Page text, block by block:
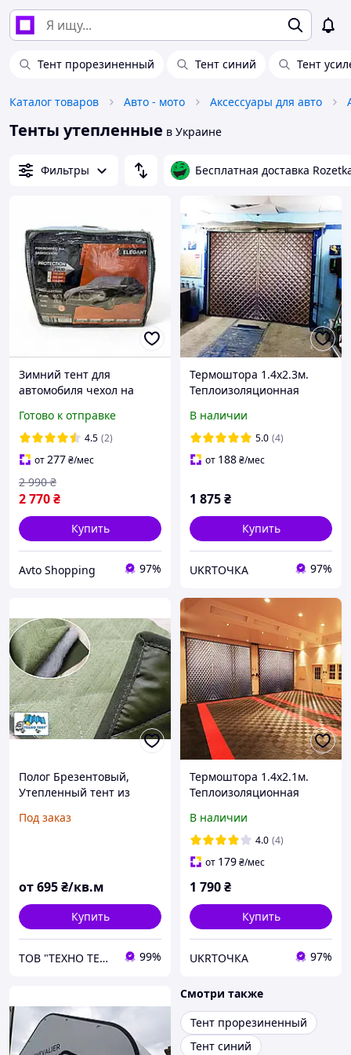
Тент прорезиненный Тент синий Тент
Каталог товаров Авто - мото Аксессуары для авто
Тенты утепленные в Украине
Фильтры Бесплатная доставка
Зимний тент для
автомобиля чехол на
утепленный Седан L
Серый 483*178*120 см
Peva + хлопок (100 267)
Готово к отправке
4.5 (2)
от277₴/мес
2 770₴
2 990 ₴
Купить
Avto Shopping 97%
Термоштора 1.4х2.3м.
Теплоизоляционная
дачи, балкона,
беседки,ангара.
Утепленный тент.
В наличии
5.0 (4)
от 188₴/мес
1 875₴
Купить
UKRТОЧКА 97%
Полог Брезентовый,
Утепленный тент из
строительных работ
Под заказ
от695₴/кв.м
Купить
ТОВ "ТЕХНО ТЕНТ ПЛЮС" 99%
Термоштора 1.4х2.1м.
Теплоизоляционная
дачи, балкона,
беседки,ангара.
Утепленный тент.
В наличии
4.0 (4)
от 179₴/мес
1 790₴
Купить
UKRТОЧКА 97%
Смотри также
Тент прорезиненный
Тент синий